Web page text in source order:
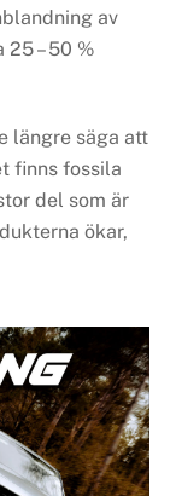
av
25 – 50 %
längre säga att
finns fossila
del som är
ökar,